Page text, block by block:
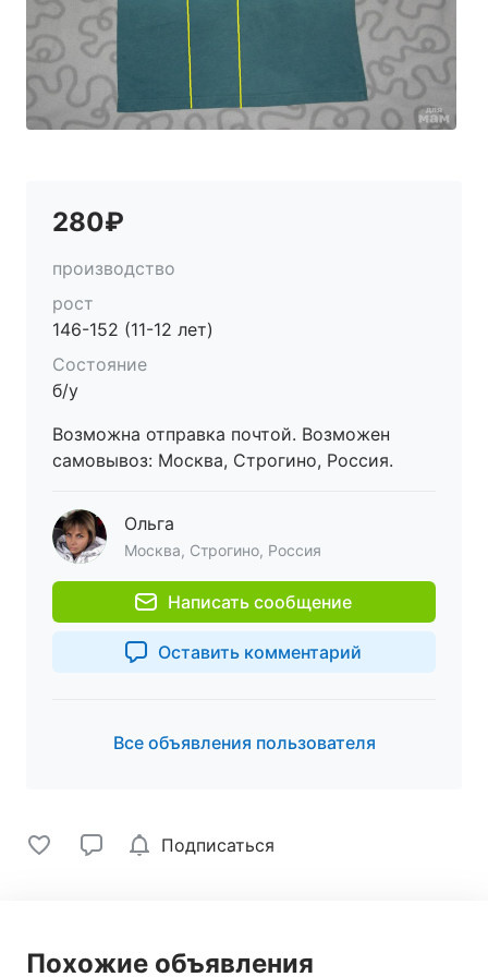
280₽
производство
рост
146-152 (11-12 лет)
Состояние
б/у
Возможна отправка почтой. Возможен
самовывоз: Москва, Строгино, Россия.
Ольга
Москва, Строгино, Россия
Написать сообщение
Оставить комментарий
Все объявления пользователя
Подписаться
Похожие объявления